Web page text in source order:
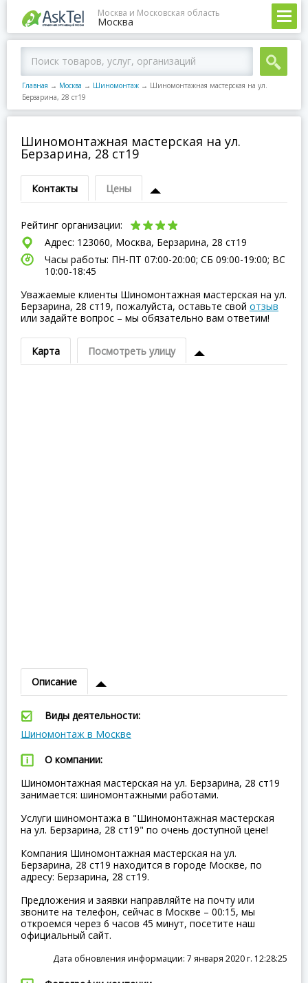
Москва и Московская область
Москва
Главная → Москва → Шиномонтаж → Шиномонтажная мастерская на ул.
Берзарина, 28 ст19
Шиномонтажная мастерская на ул.
Берзарина, 28 ст19
Контакты Цены
Рейтинг организации:
Адрес: 123060, Москва, Берзарина, 28 ст19
Часы работы: ПН-ПТ 07:00-20:00; СБ 09:00-19:00; ВC
10:00-18:45
Уважаемые клиенты Шиномонтажная мастерская на ул.
Берзарина, 28 ст19, пожалуйста, оставьте свой отзыв
или задайте вопрос – мы обязательно вам ответим!
Карта Посмотреть улицу
Описание
Виды деятельности:
Шиномонтаж в Москве
О компании:
Шиномонтажная мастерская на ул. Берзарина, 28 ст19
занимается: шиномонтажными работами.
Услуги шиномонтажа в "Шиномонтажная мастерская
на ул. Берзарина, 28 ст19" по очень доступной цене!
Компания Шиномонтажная мастерская на ул.
Берзарина, 28 ст19 находится в городе Москве, по
адресу: Берзарина, 28 ст19.
Предложения и заявки направляйте на почту или
звоните на телефон, сейчас в Москве – 00:15, мы
откроемся через 6 часов 45 минут, посетите наш
официальный сайт.
Дата обновления информации: 7 января 2020 г. 12:28:25